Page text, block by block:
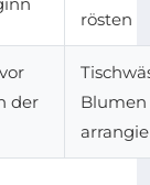
rösten
der
Blumen